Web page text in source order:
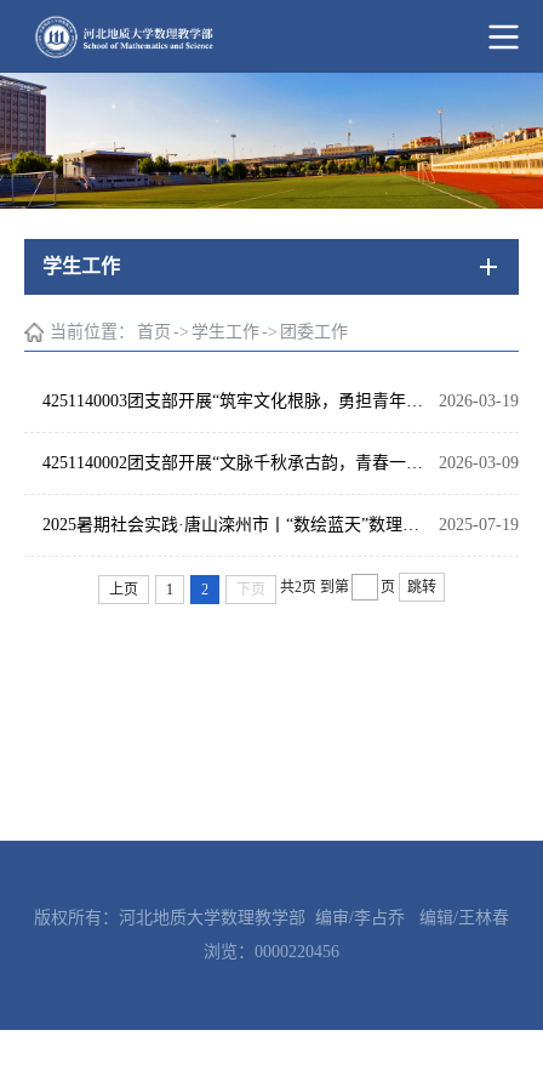
学生工作
当前位置： 首页 -> 学生工作-> 团委工作
2026-03-19
4251140003团支部开展“筑牢文化根脉，勇担青年使命”中华优秀传统文化主题团日活动
2026-03-09
4251140002团支部开展“文脉千秋承古韵，青春一脉续华章”中华优秀传统文化主题团日活动
2025-07-19
2025暑期社会实践·唐山滦州市丨“数绘蓝天”数理教学部实践团赴千年古村落开展生态调研社会实践活动
上页 1 2 下页 共2页 到第 页 跳转
版权所有：河北地质大学数理教学部 编审/李占乔 编辑/王林春
浏览： 0000220456